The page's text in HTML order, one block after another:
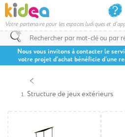
Votre partenaire pour les espaces ludiques et
Nous vous invitons à contacter le
votre projet d’achat bénéficie d’une
Structure de jeux extérieurs